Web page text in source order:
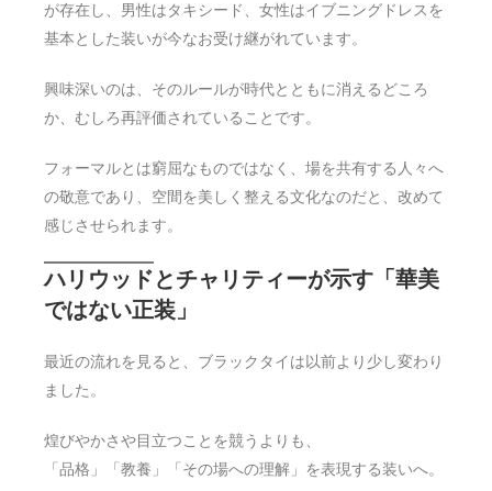
が存在し、男性はタキシード、女性はイブニングドレスを
基本とした装いが今なお受け継がれています。
興味深いのは、そのルールが時代とともに消えるどころ
か、むしろ再評価されていることです。
フォーマルとは窮屈なものではなく、場を共有する人々へ
の敬意であり、空間を美しく整える文化なのだと、改めて
感じさせられます。
ハリウッドとチャリティーが示す「華美
ではない正装」
最近の流れを見ると、ブラックタイは以前より少し変わり
ました。
煌びやかさや目立つことを競うよりも、
「品格」「教養」「その場への理解」を表現する装いへ。